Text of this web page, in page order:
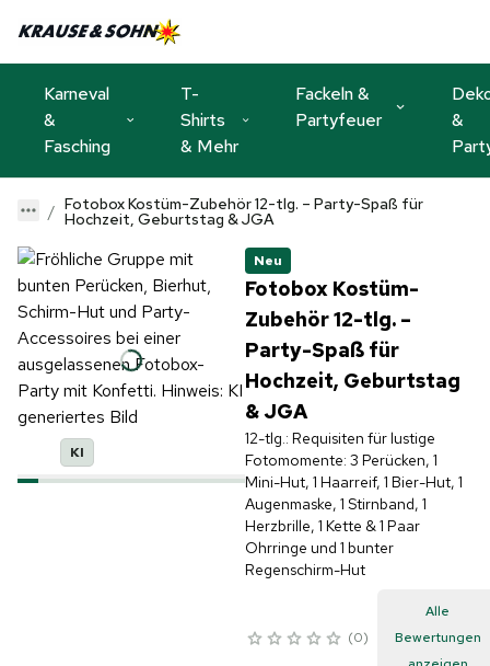
Karneval
&
Fasching
T-
Shirts
& Mehr
Fackeln &
Partyfeuer
&
Fotobox Kostüm-Zubehör 12-tlg. – Party-Spaß für
Hochzeit, Geburtstag & JGA
KI
Neu
Fotobox Kostüm-
Zubehör 12-tlg. –
Party-Spaß für
Hochzeit, Geburtstag
& JGA
12-tlg.: Requisiten für lustige
Fotomomente: 3 Perücken, 1
Mini-Hut, 1 Haarreif, 1 Bier-Hut, 1
Augenmaske, 1 Stirnband, 1
Herzbrille, 1 Kette & 1 Paar
Ohrringe und 1 bunter
Regenschirm-Hut
0
Alle
Bewertungen